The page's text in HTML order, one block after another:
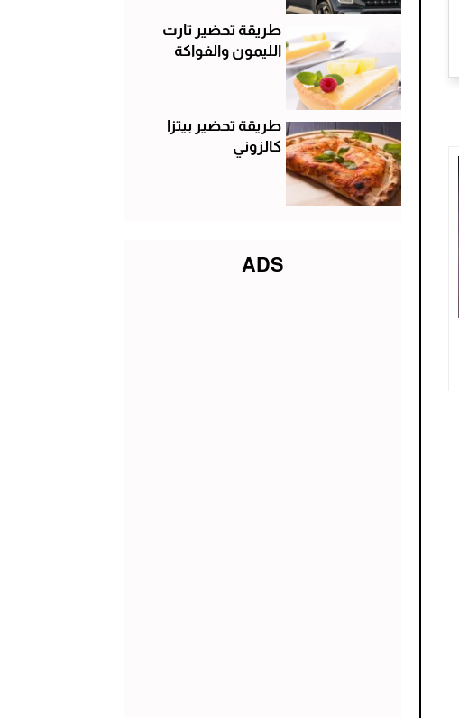
طريقة تحضير تارت
الليمون والفواكة
طريقة تحضير بيتزا
كالزوني
ADS